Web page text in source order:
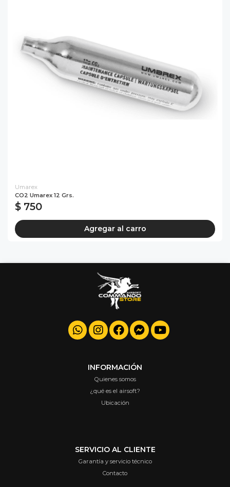
Umarex
CO2 Umarex 12 Grs.
$ 750
Agregar al carro
INFORMACIÓN
Quienes somos
¿qué es el airsoft?
Ubicación
SERVICIO AL CLIENTE
Garantía y servicio técnico
Contacto